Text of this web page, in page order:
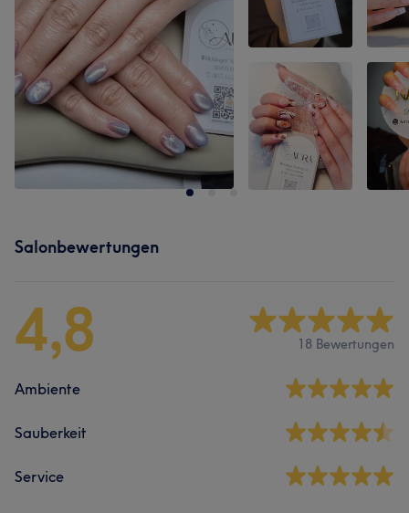
Salonbewertungen
4,8 18 Bewertungen
Ambiente
Sauberkeit
Service